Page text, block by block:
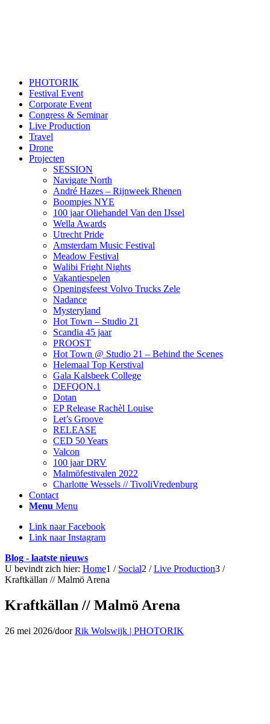
PHOTORIK
Festival Event
Corporate Event
Congress & Seminar
Live Production
Travel
Drone
Projecten
SESSION
Navigate North
André Hazes – Rijnweek Rhenen
Boompjes NYE
100 jaar Oliehandel Van den IJssel
Wella Awards
Utrecht Pride
Amsterdam Music Festival
Meadow Festival
Walibi Fright Nights
Vakantiespelen
Openingsfeest Volvo Trucks Zele
Nadance
Mysteryland
Hot Town – Studio 21
Scandia 45 jaar
PROOST
Hot Town @ Studio 21 – Behind the Scenes
Helemaal Top Kerstival
Gala Kalsbeek College
DEFQON.1
Dotan
EP Release Rachèl Louise
Let’s Groove
RELEASE
CED 50 Years
Valcon
100 jaar DRV
Malmöfestivalen 2022
Charlotte Wessels // TivoliVredenburg
Contact
Menu Menu
Link naar Facebook
Link naar Instagram
Blog - laatste nieuws
U bevindt zich hier: Home1 / Social2 / Live Production3 /
Kraftkällan // Malmö Arena
Kraftkällan // Malmö Arena
26 mei 2026/doorRik Wolswijk | PHOTORIK